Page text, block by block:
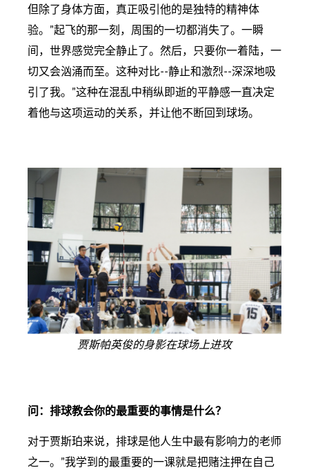
但除了身体方面，真正吸引他的是独特的精神体
验。"起飞的那一刻，周围的一切都消失了。一瞬
间，世界感觉完全静止了。然后，只要你一着陆，一
切又会汹涌而至。这种对比--静止和激烈--深深地吸
引了我。"这种在混乱中稍纵即逝的平静感一直决定
着他与这项运动的关系，并让他不断回到球场。
贾斯帕英俊的身影在球场上进攻
问：排球教会你的最重要的事情是什么？
对于贾斯珀来说，排球是他人生中最有影响力的老师
之一。"我学到的最重要的一课就是把赌注押在自己